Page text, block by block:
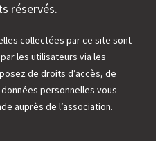
réservés.
collectées par ce site sont
les utilisateurs via les
de droits d’accès, de
personnelles vous
auprès de l’association.